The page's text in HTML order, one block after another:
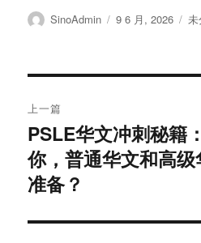
作
SinoAdmin
发
9 6 月, 2026
分
章
导
航
上一篇
上
篇
文
PSLE华文冲刺秘籍
你，普通华文和高
准备？